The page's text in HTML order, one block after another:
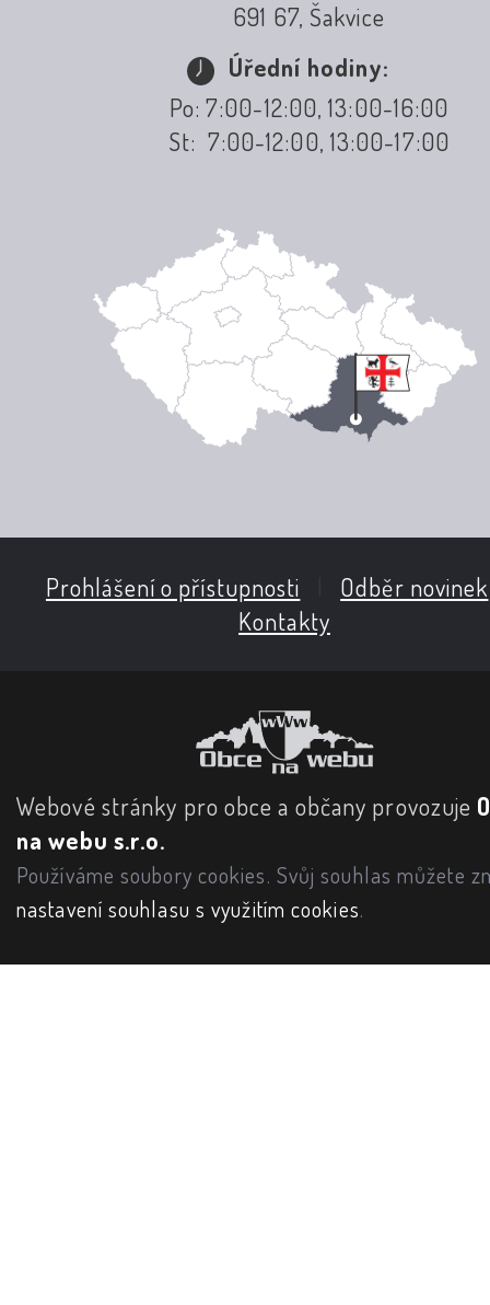
691 67, Šakvice
Úřední hodiny:
Po: 7:00-12:00, 13:00-16:00
St: 7:00-12:00, 13:00-17:00
Prohlášení o přístupnosti Odběr novinek
Kontakty
Webové stránky pro obce a občany provozuje
na webu s.r.o.
Používáme soubory cookies. Svůj souhlas můžete
nastavení souhlasu s využitím cookies.